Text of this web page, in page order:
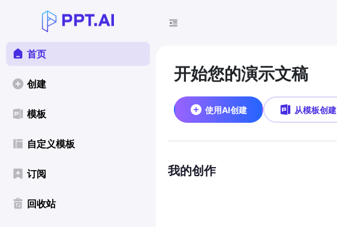
首页
创建
模板
自定义模板
订阅
回收站
开始您的演示文稿
使用AI创建 从模板创建
我的创作